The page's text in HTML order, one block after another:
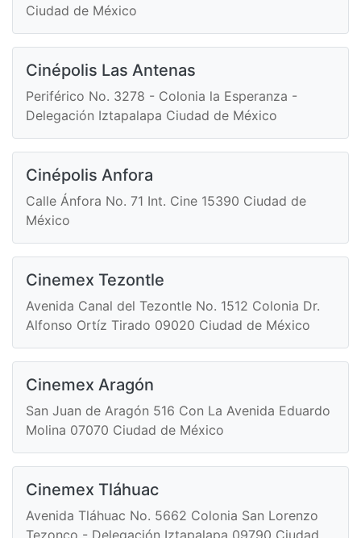
Ciudad de México
Cinépolis Las Antenas
Periférico No. 3278 - Colonia la Esperanza -
Delegación Iztapalapa Ciudad de México
Cinépolis Anfora
Calle Ánfora No. 71 Int. Cine 15390 Ciudad de
México
Cinemex Tezontle
Avenida Canal del Tezontle No. 1512 Colonia Dr.
Alfonso Ortíz Tirado 09020 Ciudad de México
Cinemex Aragón
San Juan de Aragón 516 Con La Avenida Eduardo
Molina 07070 Ciudad de México
Cinemex Tláhuac
Avenida Tláhuac No. 5662 Colonia San Lorenzo
Tezonco - Delegación Iztapalapa 09790 Ciudad